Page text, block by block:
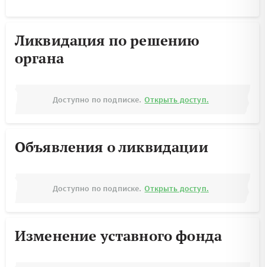
Ликвидация по решению
органа
Доступно по подписке. Открыть доступ.
Объявления о ликвидации
Доступно по подписке. Открыть доступ.
Изменение уставного фонда